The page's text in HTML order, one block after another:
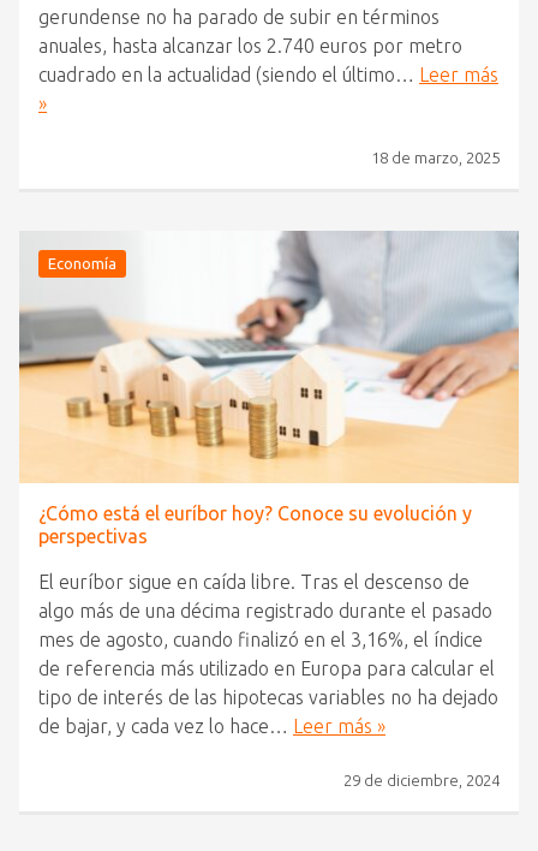
gerundense no ha parado de subir en términos
anuales, hasta alcanzar los 2.740 euros por metro
cuadrado en la actualidad (siendo el último… Leer más
»
18 de marzo, 2025
Economía
¿Cómo está el euríbor hoy? Conoce su evolución y
perspectivas
El euríbor sigue en caída libre. Tras el descenso de
algo más de una décima registrado durante el pasado
mes de agosto, cuando finalizó en el 3,16%, el índice
de referencia más utilizado en Europa para calcular el
tipo de interés de las hipotecas variables no ha dejado
de bajar, y cada vez lo hace… Leer más »
29 de diciembre, 2024